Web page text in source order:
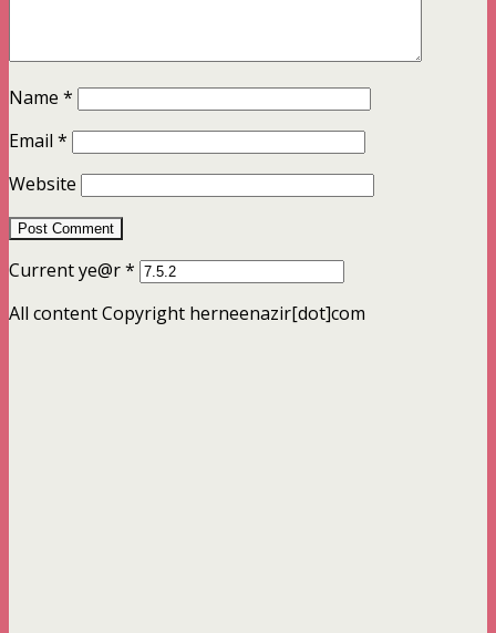
Name *
Email *
Website
Current ye@r*
All content Copyright herneenazir[dot]com